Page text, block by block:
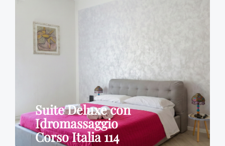
Suite Deluxe con
Idromassaggio
Corso Italia 114